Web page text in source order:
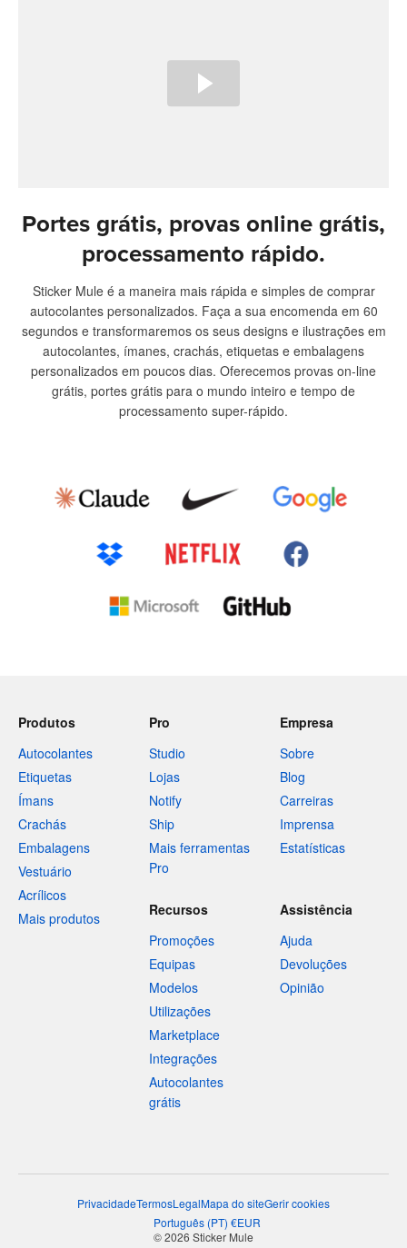
Portes grátis, provas online grátis,
processamento rápido.
Sticker Mule é a maneira mais rápida e simples de comprar
autocolantes personalizados. Faça a sua encomenda em 60
segundos e transformaremos os seus designs e ilustrações em
autocolantes, ímanes, crachás, etiquetas e embalagens
personalizados em poucos dias. Oferecemos provas on-line
grátis, portes grátis para o mundo inteiro e tempo de
processamento super-rápido.
Produtos
Autocolantes
Etiquetas
Ímans
Crachás
Embalagens
Vestuário
Acrílicos
Mais produtos
Pro
Studio
Lojas
Notify
Ship
Mais ferramentas
Pro
Empresa
Sobre
Blog
Carreiras
Imprensa
Estatísticas
Recursos
Promoções
Equipas
Modelos
Utilizações
Marketplace
Integrações
Autocolantes
grátis
Assistência
Ajuda
Devoluções
Opinião
PrivacidadeTermosLegalMapa do siteGerir cookies
Português (PT) €EUR
© 2026 Sticker Mule